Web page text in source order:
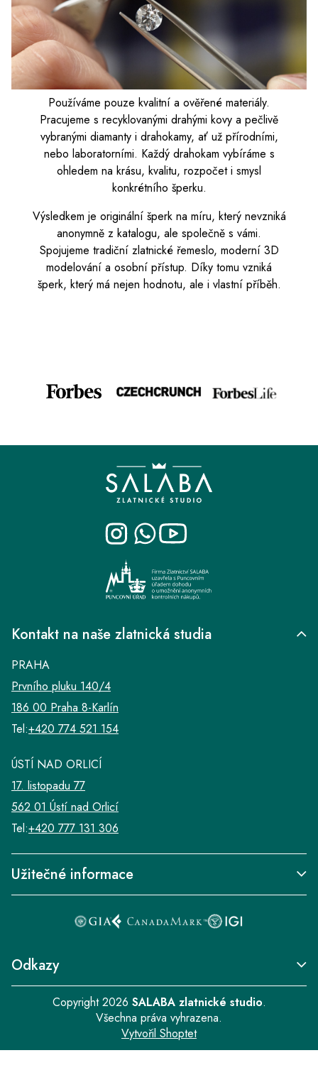
Používáme pouze kvalitní a ověřené materiály.
Pracujeme s recyklovanými drahými kovy a pečlivě
vybranými diamanty i drahokamy, ať už přírodními,
nebo laboratorními. Každý drahokam vybíráme s
ohledem na krásu, kvalitu, rozpočet i smysl
konkrétního šperku.
Výsledkem je originální šperk na míru, který nevzniká
anonymně z katalogu, ale společně s vámi.
Spojujeme tradiční zlatnické řemeslo, moderní 3D
modelování a osobní přístup. Díky tomu vzniká
šperk, který má nejen hodnotu, ale i vlastní příběh.
Užitečné informace
Kontakt na naše zlatnická studia
PRAHA
Prvního pluku 140/4
186 00 Praha 8-Karlín
Tel:+420 774 521 154
ÚSTÍ NAD ORLICÍ
17. listopadu 77
562 01 Ústí nad Orlicí
Tel:+420 777 131 306
Odkazy
Vytvořil Shoptet
Copyright 2026 SALABA zlatnické studio.
Všechna práva vyhrazena.